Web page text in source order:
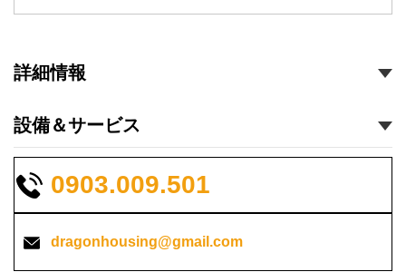
詳細情報
設備＆サービス
0903.009.501
dragonhousing@gmail.com